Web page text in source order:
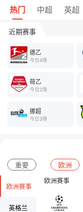
热门 中超 英超
近期赛事
德乙
今日4场
荷乙
今日2场
挪超
今日3场
重要 欧洲
欧洲赛事
英格兰
欧洲赛事